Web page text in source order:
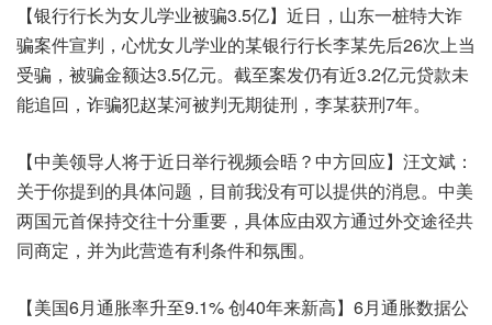
【银行行长为女儿学业被骗3.5亿】近日，山东一桩特大诈
骗案件宣判，心忧女儿学业的某银行行长李某先后26次上当
受骗，被骗金额达3.5亿元。截至案发仍有近3.2亿元贷款未
能追回，诈骗犯赵某河被判无期徒刑，李某获刑7年。
【中美领导人将于近日举行视频会晤？中方回应】汪文斌：
关于你提到的具体问题，目前我没有可以提供的消息。中美
两国元首保持交往十分重要，具体应由双方通过外交途径共
同商定，并为此营造有利条件和氛围。
【美国6月通胀率升至9.1% 创40年来新高】6月通胀数据公